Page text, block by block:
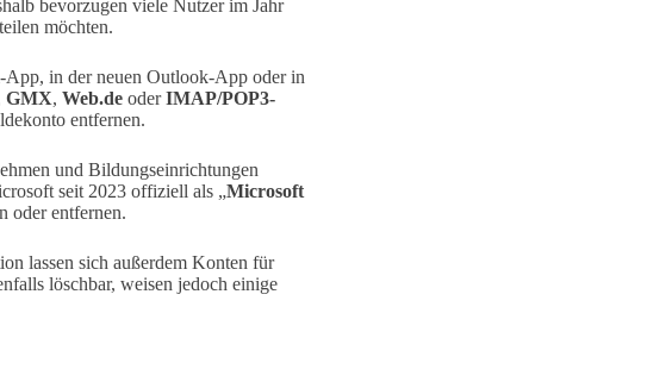
bevorzugen viele Nutzer im Jahr
möchten.
in der neuen Outlook-App oder in
GMX, Web.de oderIMAP/POP3-
entfernen.
und Bildungseinrichtungen
seit 2023 offiziell als „Microsoft
oder entfernen.
lassen sich außerdem Konten für
löschbar, weisen jedoch einige